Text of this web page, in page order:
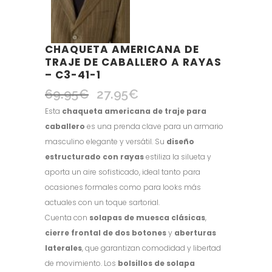
CHAQUETA AMERICANA DE
TRAJE DE CABALLERO A RAYAS
– C3-41-1
69.95€
El
precio
original
era:
69.95€.
27.95€
precio
actual
es:
27.95€.
Esta chaqueta americana de traje para
caballero es una prenda clave para un armario
masculino elegante y versátil. Su diseño
estructurado con rayasestiliza la silueta y
aporta un aire sofisticado, ideal tanto para
ocasiones formales como para looks más
actuales con un toque sartorial.
Cuenta con solapas de muesca clásicas,
cierre frontal de dos botonesy aberturas
laterales, que garantizan comodidad y libertad
de movimiento. Los bolsillos de solapa